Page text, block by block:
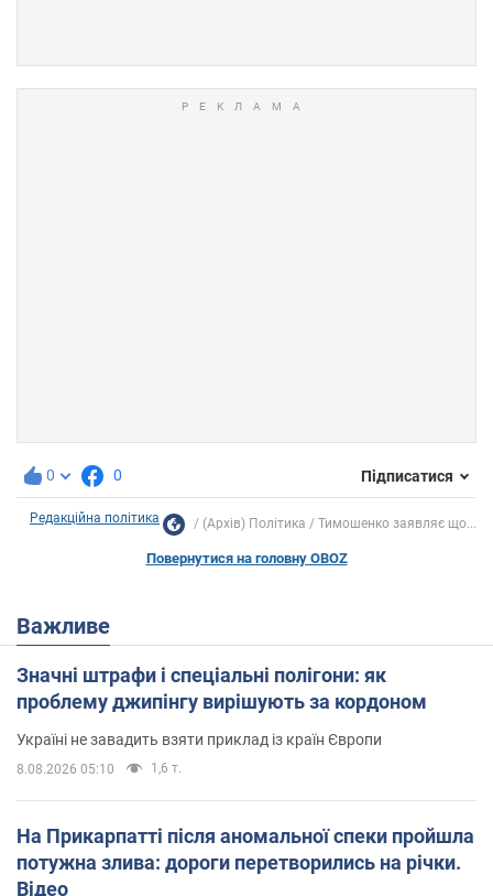
0 0 Підписатися
Редакційна політика (Архів) Політика Тимошенко заявляє що...
Повернутися на головну OBOZ
Важливе
Значні штрафи і спеціальні полігони: як
проблему джипінгу вирішують за кордоном
Україні не завадить взяти приклад із країн Європи
8.08.2026 05:10 1,6 т.
На Прикарпатті після аномальної спеки пройшла
потужна злива: дороги перетворились на річки.
Відео